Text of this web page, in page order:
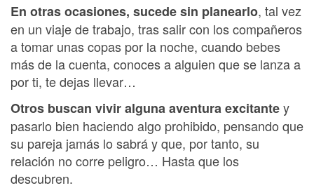
En otras ocasiones, sucede sin planearlo, tal vez
en un viaje de trabajo, tras salir con los compañeros
a tomar unas copas por la noche, cuando bebes
más de la cuenta, conoces a alguien que se lanza a
por ti, te dejas llevar…
Otros buscan vivir alguna aventura excitantey
pasarlo bien haciendo algo prohibido, pensando que
su pareja jamás lo sabrá y que, por tanto, su
relación no corre peligro… Hasta que los
descubren.